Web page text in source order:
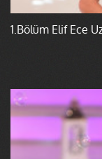
1.Bölüm Elif Ece